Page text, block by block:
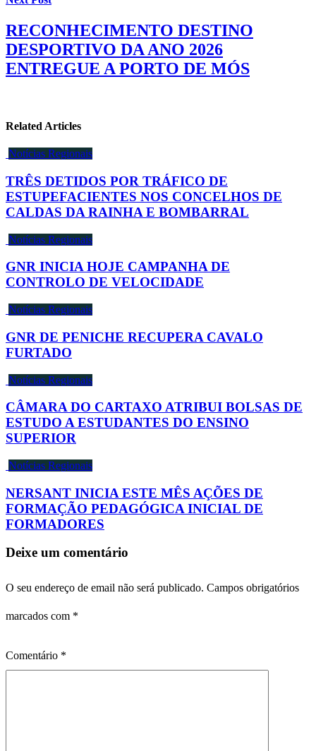
RECONHECIMENTO DESTINO
DESPORTIVO DA ANO 2026
ENTREGUE A PORTO DE MÓS
Related Articles
Notícias Regionais
TRÊS DETIDOS POR TRÁFICO DE
ESTUPEFACIENTES NOS CONCELHOS DE
CALDAS DA RAINHA E BOMBARRAL
Notícias Regionais
GNR INICIA HOJE CAMPANHA DE
CONTROLO DE VELOCIDADE
Notícias Regionais
GNR DE PENICHE RECUPERA CAVALO
FURTADO
Notícias Regionais
CÂMARA DO CARTAXO ATRIBUI BOLSAS DE
ESTUDO A ESTUDANTES DO ENSINO
SUPERIOR
Notícias Regionais
NERSANT INICIA ESTE MÊS AÇÕES DE
FORMAÇÃO PEDAGÓGICA INICIAL DE
FORMADORES
Deixe um comentário
O seu endereço de email não será publicado. Campos obrigatórios
marcados com *
Comentário *